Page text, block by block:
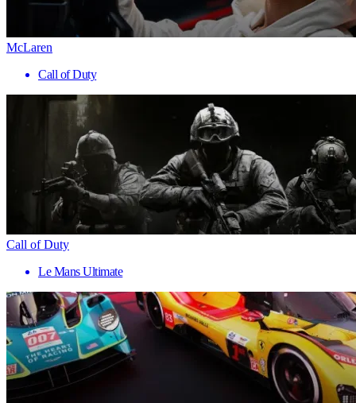
McLaren
Call of Duty
Call of Duty
Le Mans Ultimate